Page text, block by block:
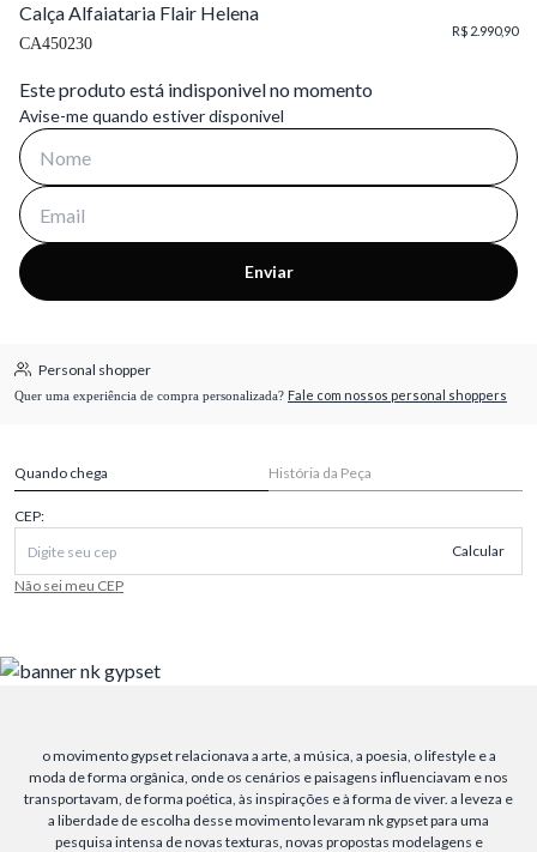
Calça Alfaiataria Flair Helena
CA450230
R$ 2.990,90
Este produto está indisponivel no momento
Avise-me quando estiver disponivel
Enviar
Personal shopper
Quer uma experiência de compra personalizada? Fale com nossos personal shoppers
Quando chega História da Peça
CEP:
Calcular
Não sei meu CEP
o movimento gypset relacionava a arte, a música, a poesia, o lifestyle e a
moda de forma orgânica, onde os cenários e paisagens influenciavam e nos
transportavam, de forma poética, às inspirações e à forma de viver. a leveza e
a liberdade de escolha desse movimento levaram nk gypset para uma
pesquisa intensa de novas texturas, novas propostas modelagens e